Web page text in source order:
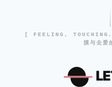
[ FEELING,
摸与去爱